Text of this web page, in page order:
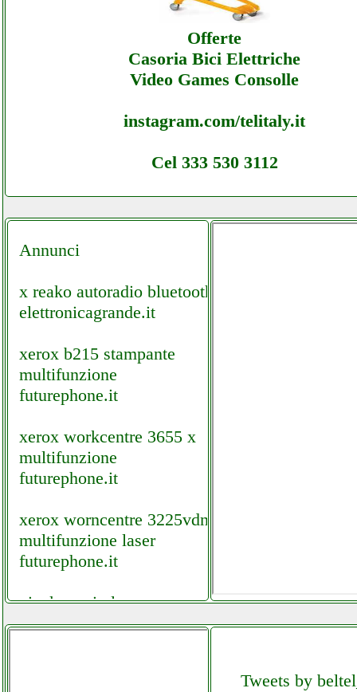
Offerte
Casoria Bici Elettriche
Video Games Consolle
instagram.com/telitaly.it
Cel 333 530 3112
Annunci
x reako autoradio bluetooth
elettronicagrande.it
xerox b215 stampante
multifunzione
futurephone.it
xerox workcentre 3655 x
multifunzione
futurephone.it
xerox worncentre 3225vdni
multifunzione laser
futurephone.it
xiaokoa wireless
microphone
Tweets by